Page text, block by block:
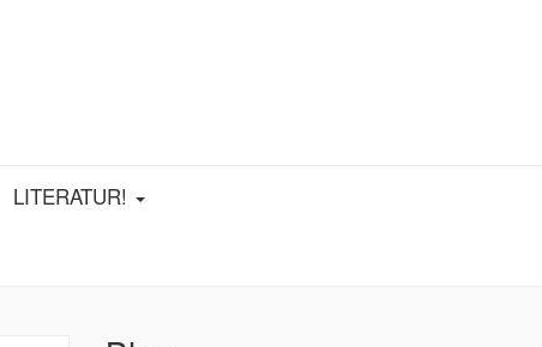
LITERATUR!